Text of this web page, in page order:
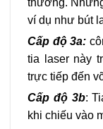
thương.
ví dụ như bút
Cấp độ 3a:
tia laser này
trực tiếp đến
Cấp độ 3b:
khi chiếu vào